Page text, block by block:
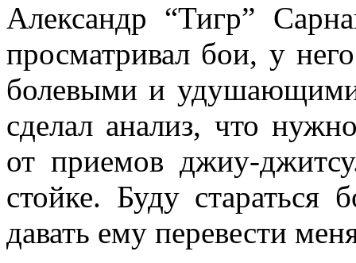
Александр “Тигр”
просматривал бои, у
болевыми и
сделал анализ, что
от приемов джиу-
стойке. Буду стараться
давать ему перевести